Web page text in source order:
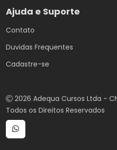
Ajuda e Suporte
Contato
Duvidas Frequentes
Cadastre-se
2026 Adequa Cursos Ltda -
Todos os Direitos Reservados